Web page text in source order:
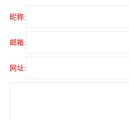
昵称:
邮箱:
网址: